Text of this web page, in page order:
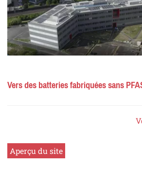
Vers des batteries fabriquées sans
Aperçu du site